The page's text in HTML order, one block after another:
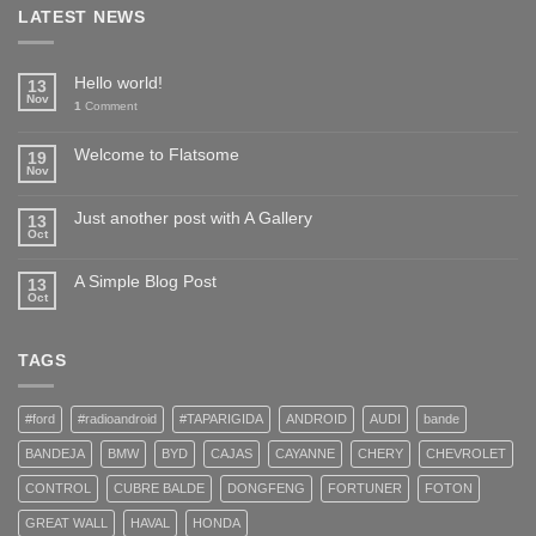
LATEST NEWS
13
Nov
Hello world!
1 Comment
19
Nov
Welcome to Flatsome
13
Oct
Just another post with A Gallery
13
Oct
A Simple Blog Post
TAGS
#ford #radioandroid #TAPARIGIDA ANDROID AUDI bande
BANDEJA BMW BYD CAJAS CAYANNE CHERY CHEVROLET
CONTROL CUBRE BALDE DONGFENG FORTUNER FOTON
GREAT WALL HAVAL HONDA